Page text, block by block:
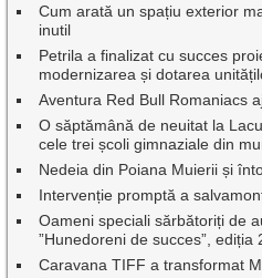
Cum arată un spațiu exterior
inutil
Petrila a finalizat cu succes
modernizarea și dotarea
Aventura Red Bull Romaniacs
O săptămână de neuitat la
cele trei școli gimnaziale din
Nedeia din Poiana Muierii și
Intervenție promptă a
Oameni speciali sărbătoriți de
”Hunedoreni de succes”, ediția
Caravana TIFF a transformat